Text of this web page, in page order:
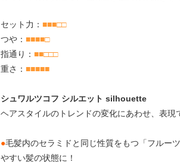
セット力： ■■■□□
つや： ■■■■□
指通り： ■■□□□
重さ： ■■■■■
シュワルツコフ シルエット silhouette
ヘアスタイルのトレンドの変化にあわせ、表現
●毛髪内のセラミドと同じ性質をもつ「フルー
やすい髪の状態に！